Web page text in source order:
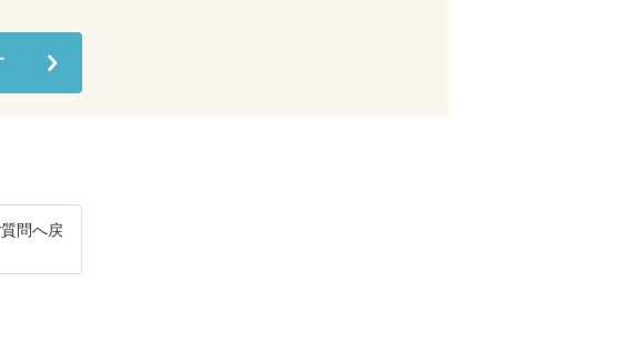
問へ戻